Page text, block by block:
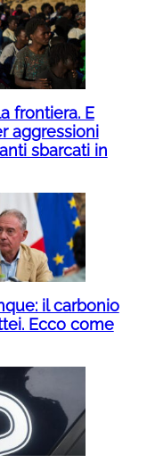
frontiera. E
aggressioni
sbarcati in
il carbonio
Ecco come